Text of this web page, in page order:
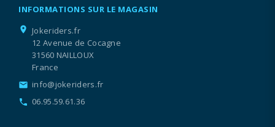
INFORMATIONS SUR LE MAGASIN
location_on
Jokeriders.fr
12 Avenue de Cocagne
31560 NAILLOUX
France
email info@jokeriders.fr
call 06.95.59.61.36